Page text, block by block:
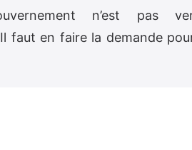
n’est pas
faut en faire la demande